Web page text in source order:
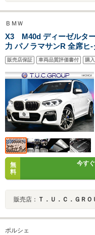
ＢＭＷ
X3 M40d ディーゼルタ
力 パノラマサンR 全席ヒ
LEDヘッドライト Mスポ-
ビ フルセグTV 全周囲カ
レス充電 液晶メ-タ- 2年
販売店保証 車両品質評価書付 購
無
料
今す
販売店： Ｔ．Ｕ．Ｃ．ＧＲＯＵ
ポルシェ